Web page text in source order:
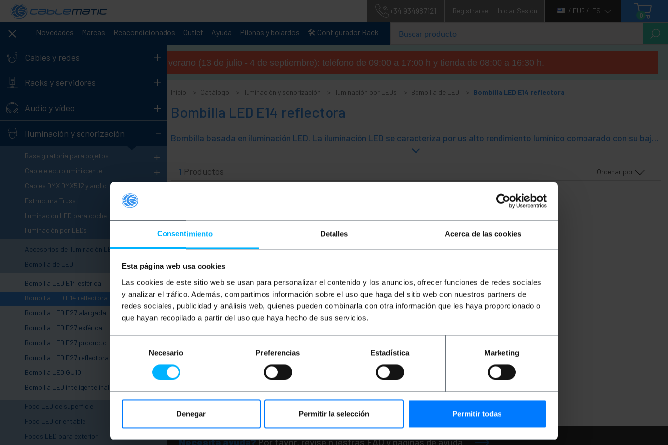
Consentimiento Detalles Acerca de las cookies
Esta página web usa cookies
Las cookies de este sitio web se usan para personalizar el contenido y los anuncios, ofrecer funciones de redes sociales
y analizar el tráfico. Además, compartimos información sobre el uso que haga del sitio web con nuestros partners de
redes sociales, publicidad y análisis web, quienes pueden combinarla con otra información que les haya proporcionado o
que hayan recopilado a partir del uso que haya hecho de sus servicios.
consentimiento
Necesario Preferencias Estadística Marketing
Denegar Permitir la selección Permitir todas
+34 934987121 Registrarse Iniciar Sesión / EUR / ES
0
Novedades Marcas Reacondicionados Outlet Ayuda Pilonas y bolardos 🛠️ Configurador Rack
Cables y redes +
Racks y servidores +
Audio y vídeo +
Iluminación y sonorización -
Base giratoria para objetos +
Cable electroluminiscente +
Cables DMX DMX512 y audio +
Estructura Truss
Iluminación LED para coche +
Iluminación por LEDs -
Accesorios de iluminación LED
Bombilla de LED
-
Bombilla LED E14 esférica
Bombilla LED E14 reflectora
Bombilla LED E27 alargada
Bombilla LED E27 esférica
Bombilla LED E27 producto
Bombilla LED E27 reflectora
Bombilla LED GU10
Bombilla LED inteligente inalámbrica
Foco LED de superficie
Foco LED orientable
Focos LED para exterior
Horario de verano (13 de julio - 4 de septiembre): teléfono de 09:00 a 17:00 h y tienda de 08:00 a 16:30 h.
Inicio Catálogo Iluminación y sonorización Iluminación por LEDs Bombilla de LED Bombilla LED E14 reflectora
Bombilla LED E14 reflectora
Bombilla basada en iluminación LED. La iluminación LED se caracteriza por us alto rendimiento lumínico comparado con su bajo consumo. Bombillas catalogadas en la clase A de eficiencia energética. Además emiten una luz muy agradable. Modelos de tipo bombilla reflectora y rosca Edison E14.
1 Productos Ordenar por
OUTLET50%
BEMATIK Bombilla LED R50
PVP
2,67
2,67€IVA inc.
Entrega inmediata REF: NC001
Necesita ayuda?Por favor, revise nuestras FAQ y paginas de ayuda